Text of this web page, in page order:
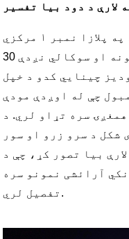
لارې د دود بیا تفسیر
د زیګونګ رنګین لالټین ورلډ په پلازا نمبر ۱ مرکزي
سیمه کې موقعیت لري، برکتونه او سوکالي نږدې 30
چینایي کدو د خپل
چې له اوږدې مودې
سره تړاو لري. د
شکل د سرو زرو او سور
بیا تصور کړ، چې د
آرائشی نمونو سره
تفصیل لري.